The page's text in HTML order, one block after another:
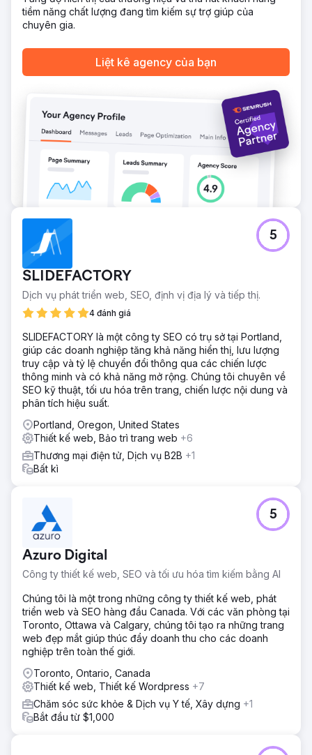
Chuyển đến trang agency
tiềm năng chất lượng đang tìm kiếm sự trợ giúp của
chuyên gia.
Liệt kê agency của bạn
SLIDEFACTORY
Dịch vụ phát triển web, SEO, định vị địa lý và tiếp thị.
4 đánh giá
5
SLIDEFACTORY là một công ty SEO có trụ sở tại Portland,
giúp các doanh nghiệp tăng khả năng hiển thị, lưu lượng
truy cập và tỷ lệ chuyển đổi thông qua các chiến lược
thông minh và có khả năng mở rộng. Chúng tôi chuyên về
SEO kỹ thuật, tối ưu hóa trên trang, chiến lược nội dung và
phân tích hiệu suất.
Portland, Oregon, United States
Thiết kế web, Bảo trì trang web +6
Thương mại điện tử, Dịch vụ B2B +1
Bất kì
Azuro Digital
Công ty thiết kế web, SEO và tối ưu hóa tìm kiếm bằng AI
5
Chúng tôi là một trong những công ty thiết kế web, phát
triển web và SEO hàng đầu Canada. Với các văn phòng tại
Toronto, Ottawa và Calgary, chúng tôi tạo ra những trang
web đẹp mắt giúp thúc đẩy doanh thu cho các doanh
nghiệp trên toàn thế giới.
Toronto, Ontario, Canada
Thiết kế web, Thiết kế Wordpress +7
Chăm sóc sức khỏe & Dịch vụ Y tế, Xây dựng +1
Bắt đầu từ $1,000